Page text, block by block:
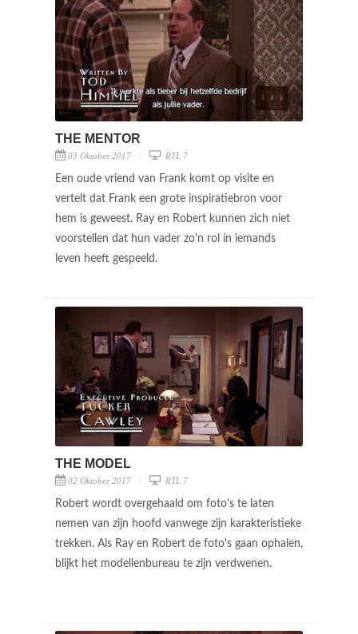
THE MENTOR
03 Oktober 2017 RTL 7
Een oude vriend van Frank komt op visite en
vertelt dat Frank een grote inspiratiebron voor
hem is geweest. Ray en Robert kunnen zich niet
voorstellen dat hun vader zo'n rol in iemands
leven heeft gespeeld.
THE MODEL
02 Oktober 2017 RTL 7
Robert wordt overgehaald om foto's te laten
nemen van zijn hoofd vanwege zijn karakteristieke
trekken. Als Ray en Robert de foto's gaan ophalen,
blijkt het modellenbureau te zijn verdwenen.